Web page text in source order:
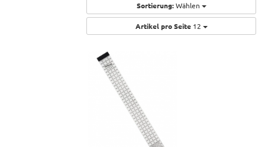
Sortierung: Wählen
Artikel pro Seite 12